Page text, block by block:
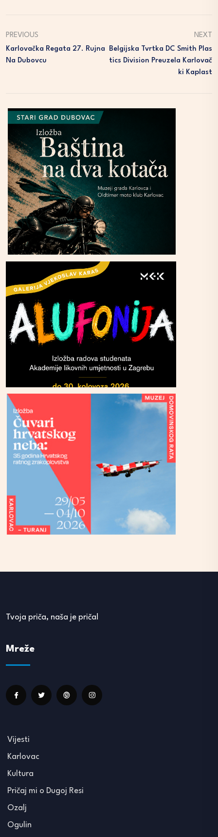
PREVIOUS
Karlovačka Regata 27. Rujna
Na Dubovcu
NEXT
Belgijska Tvrtka DC Smith Plas
Tics Division Preuzela Karlovač
Ki Kaplast
Tvoja priča, naša je priča!
Mreže
Vijesti
Karlovac
Kultura
Pričaj mi o Dugoj Resi
Ozalj
Ogulin